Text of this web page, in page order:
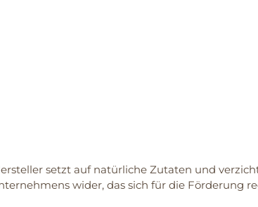
setzt auf natürliche Zutaten und
wider, das sich für die Förderung